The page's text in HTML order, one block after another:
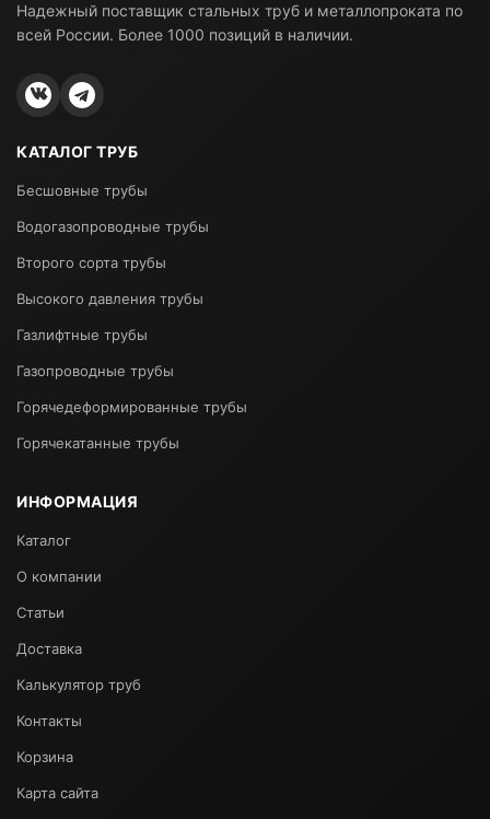
Надежный поставщик стальных труб и металлопроката по
всей России. Более 1000 позиций в наличии.
КАТАЛОГ ТРУБ
Бесшовные трубы
Водогазопроводные трубы
Второго сорта трубы
Высокого давления трубы
Газлифтные трубы
Газопроводные трубы
Горячедеформированные трубы
Горячекатанные трубы
ИНФОРМАЦИЯ
Каталог
О компании
Статьи
Доставка
Калькулятор труб
Контакты
Корзина
Карта сайта